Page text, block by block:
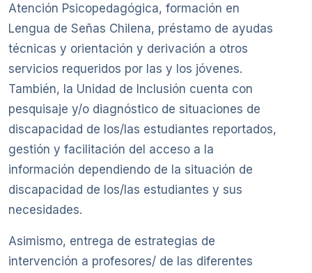
Atención Psicopedagógica, formación en
Lengua de Señas Chilena, préstamo de ayudas
técnicas y orientación y derivación a otros
servicios requeridos por las y los jóvenes.
También, la Unidad de Inclusión cuenta con
pesquisaje y/o diagnóstico de situaciones de
discapacidad de los/las estudiantes reportados,
gestión y facilitación del acceso a la
información dependiendo de la situación de
discapacidad de los/las estudiantes y sus
necesidades.
Asimismo, entrega de estrategias de
intervención a profesores/ de las diferentes